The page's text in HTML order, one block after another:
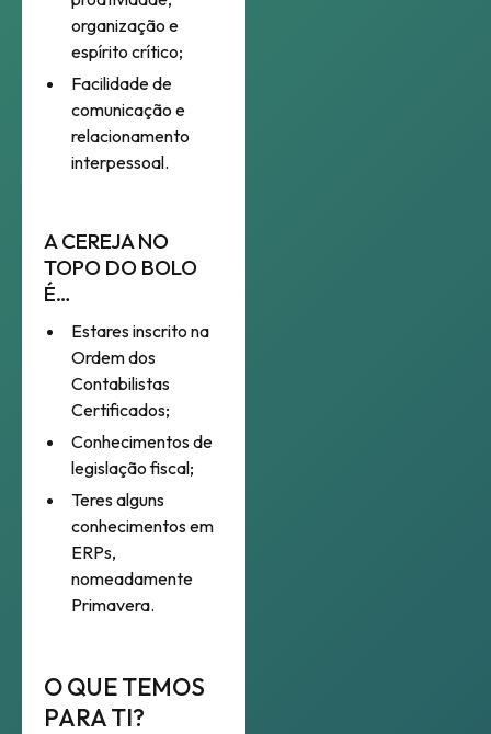
organização e
espírito crítico;
Facilidade de
comunicação e
relacionamento
interpessoal.
A CEREJA NO
TOPO DO BOLO
É…
Estares inscrito na
Ordem dos
Contabilistas
Certificados;
Conhecimentos de
legislação fiscal;
Teres alguns
conhecimentos em
ERPs,
nomeadamente
Primavera.
O QUE TEMOS
PARA TI?